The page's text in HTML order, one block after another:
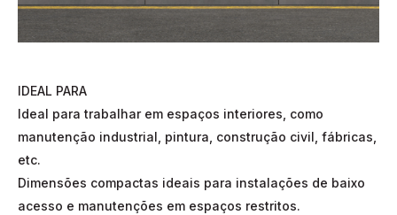
IDEAL PARA
Ideal para trabalhar em espaços interiores, como
manutenção industrial, pintura, construção civil, fábricas,
etc.
Dimensões compactas ideais para instalações de baixo
acesso e manutenções em espaços restritos.